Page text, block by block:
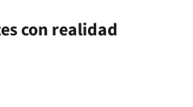
con realidad